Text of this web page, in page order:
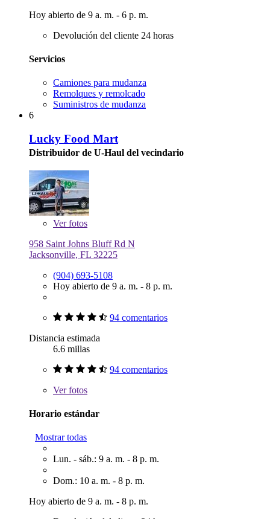
Hoy abierto de 9 a. m. - 6 p. m.
Devolución del cliente 24 horas
Servicios
Camiones para mudanza
Remolques y remolcado
Suministros de mudanza
6
Lucky Food Mart
Distribuidor de U-Haul del vecindario
Verfotos
958 Saint Johns Bluff Rd N
Jacksonville, FL 32225
(904) 693-5108
Hoy abierto de 9 a. m. - 8 p. m.
94 comentarios
Distancia estimada
6.6 millas
94 comentarios
Verfotos
Horario estándar
Mostrar todas
Lun. - sáb.: 9 a. m. - 8 p. m.
Dom.: 10 a. m. - 8 p. m.
Hoy abierto de 9 a. m. - 8 p. m.